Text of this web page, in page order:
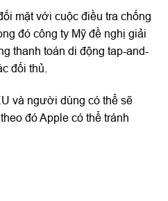
mặt với cuộc điều tra chống
đó công ty Mỹ đề nghị giải
thanh toán di động tap-and-
đối thủ.
và người dùng có thể sẽ
đó Apple có thể tránh